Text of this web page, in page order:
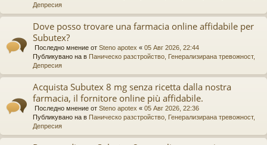
Депресия
Dove posso trovare una farmacia online affidabile per
Subutex?
Последно мнение от Steno apotex « 05 Авг 2026, 22:44
Публикувано на в Паническо разстройство, Генерализирана тревожност,
Депресия
Acquista Subutex 8 mg senza ricetta dalla nostra
farmacia, il fornitore online più affidabile.
Последно мнение от Steno apotex « 05 Авг 2026, 22:36
Публикувано на в Паническо разстройство, Генерализирана тревожност,
Депресия